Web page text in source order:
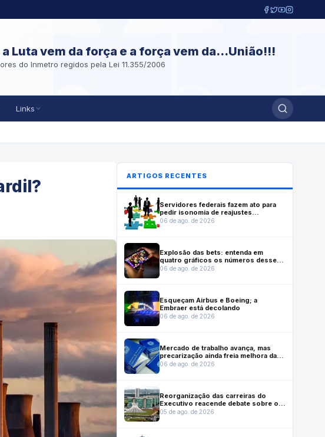
Luta vem da força e a força vem da...União!!!
do Inmetro regidos pela Lei 11.355/2006
Links
ARTIGOS RECENTES
Servidores federais fazem ato para
pedir isonomia de reajustes
previstos em lei que reestruturou
06 de ago. de 2026
Explosão das bets: entenda em
quatro gráficos os números desse
mercado no Brasil
06 de ago. de 2026
Esqueçam Airbus e Boeing; a
Embraer está decolando
06 de ago. de 2026
Mercado de trabalho avança, mas
precarização ainda freia melhora das
condições de emprego, mostra
06 de ago. de 2026
Reorganização das carreiras do
Executivo reacende debate sobre o
futuro institucional do Inmetro
05 de ago. de 2026